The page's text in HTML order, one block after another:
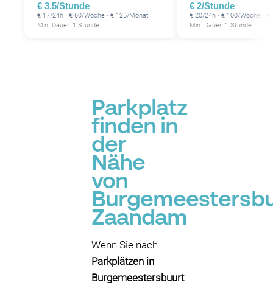
P P PP
P
P
€ 3.5/Stunde
€ 17/24h · € 60/Woche · € 125/Monat
Min. Dauer: 1 Stunde
€ 2/Stunde
€ 20/24h · € 100/Woche ·
Min. Dauer: 1 Stunde
Parkplatz
finden in
der
Nähe
von
Zaandam
Wenn Sie nach
Parkplätzen in
Burgemeestersbuurt